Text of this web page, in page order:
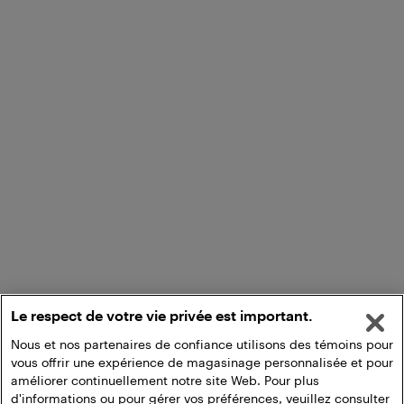
Le respect de votre vie privée est important.
Nous et nos partenaires de confiance utilisons des témoins pour
vous offrir une expérience de magasinage personnalisée et pour
améliorer continuellement notre site Web. Pour plus
d'informations ou pour gérer vos préférences, veuillez consulter